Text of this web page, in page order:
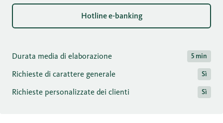
Hotline e-banking
Durata media di elaborazione 5 min
Richieste di carattere generale Sì
Richieste personalizzate dei clienti Sì